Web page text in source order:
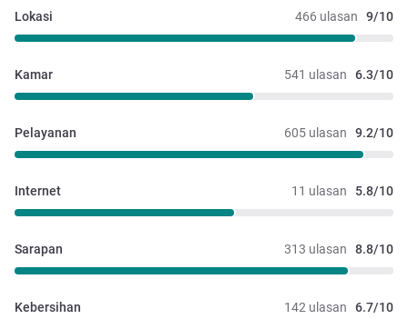
466 ulasan 9/10
Lokasi
541 ulasan 6.3/10
Kamar
605 ulasan 9.2/10
Pelayanan
11 ulasan 5.8/10
Internet
313 ulasan 8.8/10
Sarapan
142 ulasan 6.7/10
Kebersihan